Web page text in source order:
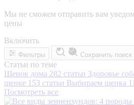
Мы не сможем отправить вам
цены
Включить
Фильтры Сохранить поиск
Статьи по теме
Щенок дома 282 статьи Здоровье
щенке 153 статьи Выбираем щенка
Посмотреть все